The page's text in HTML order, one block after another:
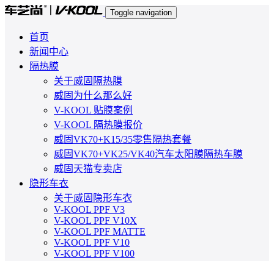
Toggle navigation
首页
新闻中心
隔热膜
关于威固隔热膜
威固为什么那么好
V-KOOL 贴膜案例
V-KOOL 隔热膜报价
威固VK70+K15/35零售隔热套餐
威固VK70+VK25/VK40汽车太阳膜隔热车膜
威固天猫专卖店
隐形车衣
关于威固隐形车衣
V-KOOL PPF V3
V-KOOL PPF V10X
V-KOOL PPF MATTE
V-KOOL PPF V10
V-KOOL PPF V100